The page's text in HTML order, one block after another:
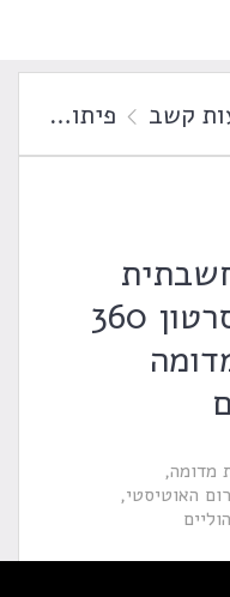
פיתוח גמישות מחשבתית באמצעות צילום סרטון 360 בשילוב מציאות מדומה לילדים עם אוטיזם
באמצעות צילום סרטון 360